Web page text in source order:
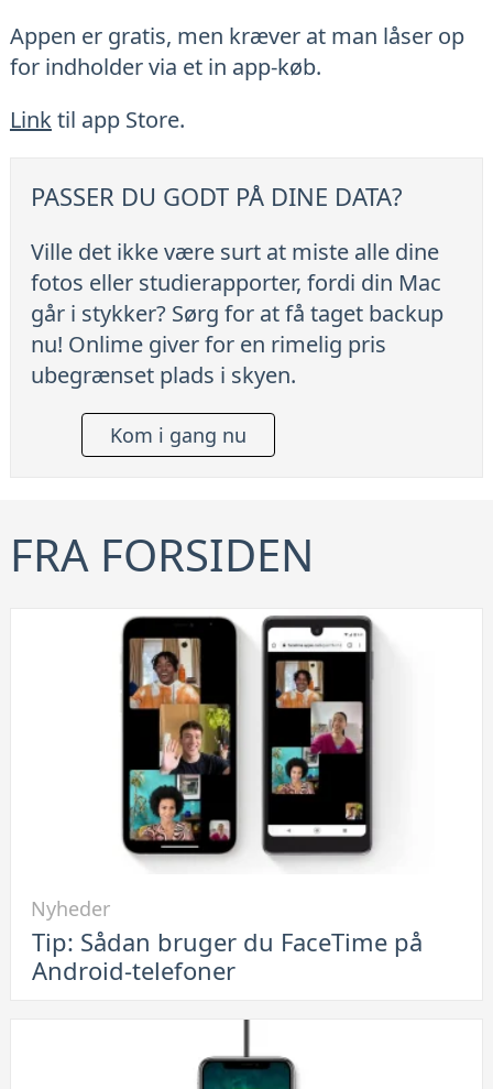
Appen er gratis, men kræver at man låser op
for indholder via et in app-køb.
Linktil app Store.
PASSER DU GODT PÅ DINE DATA?
Ville det ikke være surt at miste alle dine
fotos eller studierapporter, fordi din Mac
går i stykker? Sørg for at få taget backup
nu! Onlime giver for en rimelig pris
ubegrænset plads i skyen.
Kom i gang nu
FRA FORSIDEN
Tip:
Sådan
Nyheder
Tip: Sådan bruger du FaceTime på
Android-telefoner